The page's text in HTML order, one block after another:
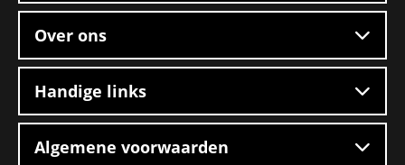
Over ons
Handige links
Algemene voorwaarden